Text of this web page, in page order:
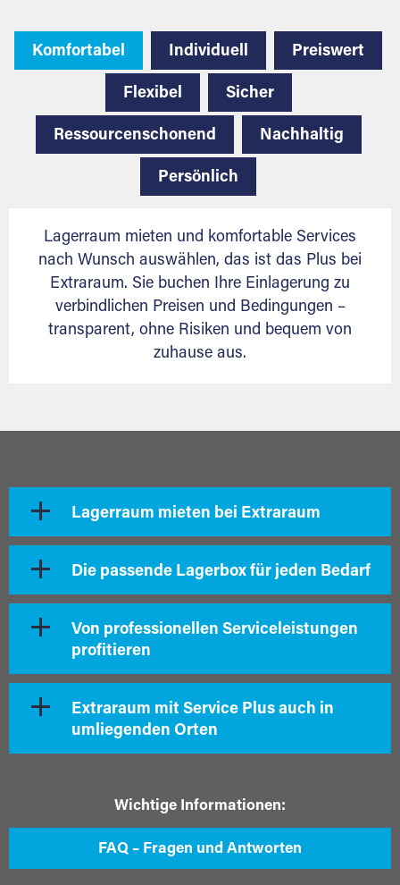
Komfortabel Individuell Preiswert
Flexibel Sicher
Ressourcenschonend Nachhaltig
Persönlich
Lagerraum mieten und komfortable Services
nach Wunsch auswählen, das ist das Plus bei
Extraraum. Sie buchen Ihre Einlagerung zu
verbindlichen Preisen und Bedingungen –
transparent, ohne Risiken und bequem von
zuhause aus.
Lagerraum mieten bei Extraraum
Die passende Lagerbox für jeden Bedarf
Von professionellen Serviceleistungen
profitieren
Extraraum mit Service Plus auch in
umliegenden Orten
Wichtige Informationen:
FAQ – Fragen und Antworten